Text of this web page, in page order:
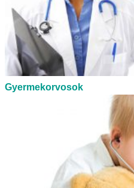
Gyermekorvosok